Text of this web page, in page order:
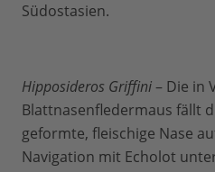
Südostasien.
Hipposideros Griffini– Die in
Blattnasenfledermaus fällt
geformte, fleischige Nase
Navigation mit Echolot